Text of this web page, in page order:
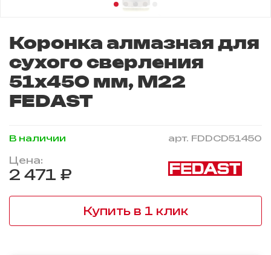
арт. FDDCD51450
В наличии
Коронка алмазная для
сухого сверления
51x450 мм, M22
FEDAST
Цена:
2 471 ₽
Купить в 1 клик